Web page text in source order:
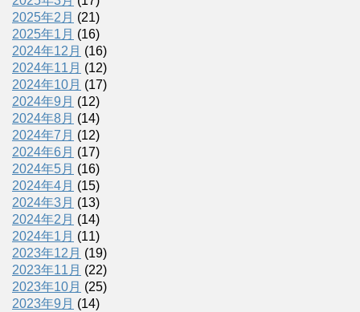
2025年2月 (21)
2025年1月 (16)
2024年12月 (16)
2024年11月 (12)
2024年10月 (17)
2024年9月 (12)
2024年8月 (14)
2024年7月 (12)
2024年6月 (17)
2024年5月 (16)
2024年4月 (15)
2024年3月 (13)
2024年2月 (14)
2024年1月 (11)
2023年12月 (19)
2023年11月 (22)
2023年10月 (25)
2023年9月 (14)